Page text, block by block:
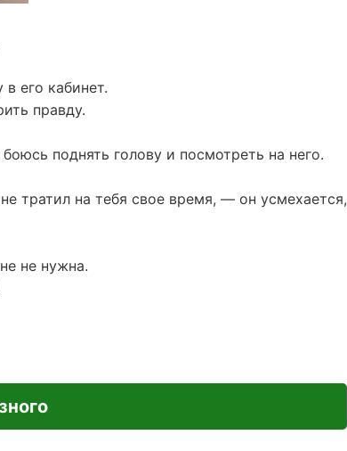
его кабинет.
правду.
поднять голову и посмотреть на него.
тратил на тебя свое время, — он усмехается,
не нужна.